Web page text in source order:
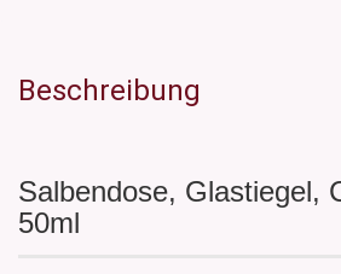
Beschreibung
Salbendose, Glastiegel,
50ml